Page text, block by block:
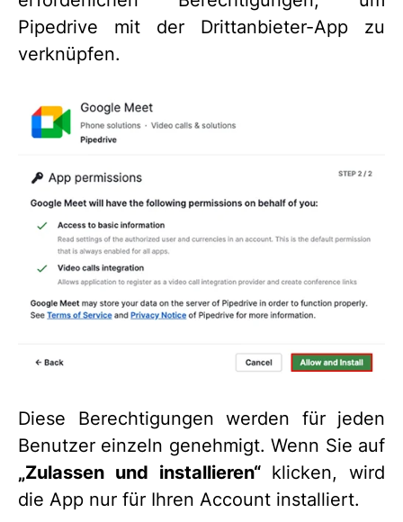
Pipedrive mit der Drittanbieter-App zu
verknüpfen.
Diese Berechtigungen werden für jeden
Benutzer einzeln genehmigt. Wenn Sie auf
„Zulassen und installieren“klicken, wird
die App nur für Ihren Account installiert.